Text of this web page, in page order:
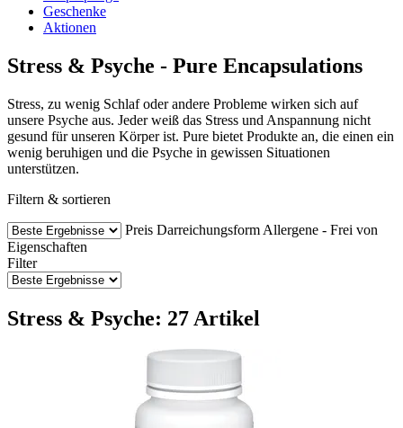
Geschenke
Aktionen
Stress & Psyche - Pure Encapsulations
Stress, zu wenig Schlaf oder andere Probleme wirken sich auf
unsere Psyche aus. Jeder weiß das Stress und Anspannung nicht
gesund für unseren Körper ist. Pure bietet Produkte an, die einen ein
wenig beruhigen und die Psyche in gewissen Situationen
unterstützen.
Filtern & sortieren
Preis Darreichungsform Allergene - Frei von
Eigenschaften
Filter
Stress & Psyche: 27 Artikel